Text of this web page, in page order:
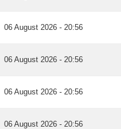
06 August 2026 - 20:56
06 August 2026 - 20:56
06 August 2026 - 20:56
06 August 2026 - 20:56